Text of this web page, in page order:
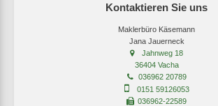
Kontaktieren Sie uns
Maklerbüro Käsemann
Jana Jauerneck
Jahnweg 18
36404 Vacha
036962 20789
0151 59126053
036962-22589